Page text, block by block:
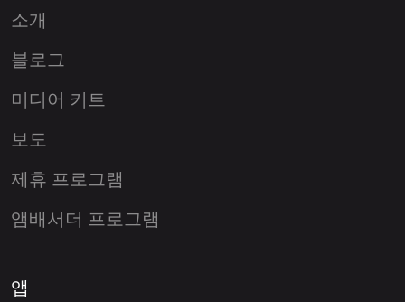
소개
블로그
미디어 키트
보도
제휴 프로그램
앰배서더 프로그램
앱